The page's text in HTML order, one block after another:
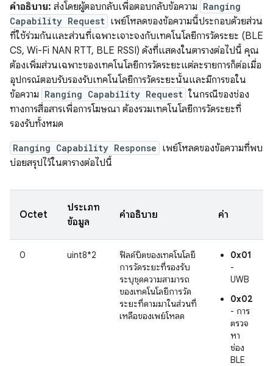
คำอธิบาย: ส่งโดยผู้ตอบกลับเพื่อตอบกลับข้อความ Ranging
Capability Request เพย์โหลดของข้อความนี้ประกอบด้วยส่วน
ที่ใช้ร่วมกันและส่วนที่เฉพาะเจาะจงกับเทคโนโลยีการวัดระยะ (BLE
CS, Wi-Fi NAN RTT, BLE RSSI) ดังที่แสดงในตารางต่อไปนี้ คุณ
ต้องเพิ่มส่วนเฉพาะของเทคโนโลยีการวัดระยะแต่ละรายการก็ต่อเมื่อ
อุปกรณ์ตอบรับรองรับเทคโนโลยีการวัดระยะนั้นและมีการขอใน
ข้อความ Ranging Capability Request ในกรณีของช่อง
ทางการสื่อสารเพื่อการโฆษณา ต้องรวมเทคโนโลยีการวัดระยะที่
รองรับทั้งหมด
Ranging Capability Response เพย์โหลดของข้อความที่พบ
บ่อยสรุปไว้ในตารางต่อไปนี้
Octet
ประเภท
ข้อมูล
คำอธิบาย ค่า
0 uint8*2
ฟิลด์บิตของเทคโนโลยี
การวัดระยะที่รองรับ
ระบุชุดความสามารถ
ของเทคโนโลยีการวัด
ระยะที่ตามมาในส่วนที่
เหลือของเพย์โหลด
0x01
-
UWB
0x02
- การ
ตรวจ
หา
ช่อง
BLE